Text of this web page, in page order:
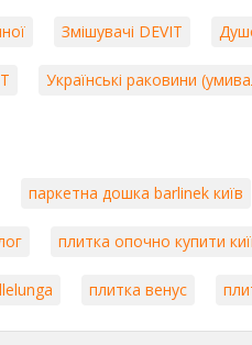
та впроваджує
середовище. Вони постійно
для свого інтер'єру чи екстер'єру,
привабливість кожного проекту.
Змішувачі DEVIT
Українські раковини
паркетна дошка barlinek київ
плитка опочно купити
плитка венус